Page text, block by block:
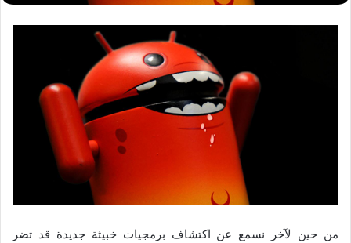
من حين لآخر نسمع عن اكتشاف برمجيات خبيثة جديدة قد تضر